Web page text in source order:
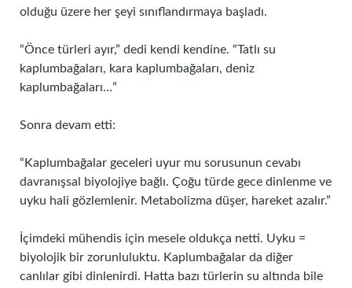
olduğu üzere her şeyi sınıflandırmaya başladı.
“Önce türleri ayır,” dedi kendi kendine. “Tatlı su
kaplumbağaları, kara kaplumbağaları, deniz
kaplumbağaları…”
Sonra devam etti:
“Kaplumbağalar geceleri uyur mu sorusunun cevabı
davranışsal biyolojiye bağlı. Çoğu türde gece dinlenme ve
uyku hali gözlemlenir. Metabolizma düşer, hareket azalır.”
İçimdeki mühendis için mesele oldukça netti. Uyku =
biyolojik bir zorunluluktu. Kaplumbağalar da diğer
canlılar gibi dinlenirdi. Hatta bazı türlerin su altında bile